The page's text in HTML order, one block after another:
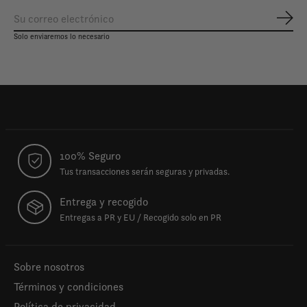
Solo enviaremos lo necesario
100% Seguro
Tus transacciones serán seguras y privadas.
Entrega y recogido
Entregas a PR y EU / Recogido solo en PR
Sobre nosotros
Términos y condiciones